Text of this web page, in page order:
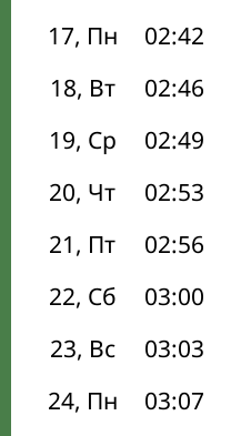
17, Пн
02:42
18, Вт
02:46
19, Ср
02:49
20, Чт
02:53
21, Пт
02:56
22, Сб
03:00
23, Вс
03:03
24, Пн
03:07